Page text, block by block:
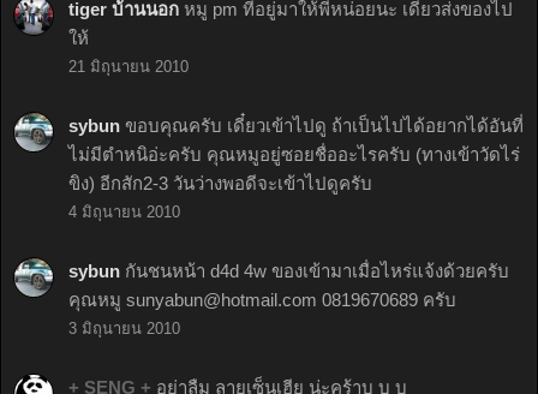
tiger บ้านนอก หมู pm ที่อยู่มาให้พี่หน่อยนะ เดี๋ยวส่งของไป
ให้
21 มิถุนายน 2010
sybun ขอบคุณครับ เดี๋ยวเข้าไปดู ถ้าเป็นไปได้อยากได้อันที่
ไม่มีตำหนิอ่ะครับ คุณหมูอยู่ซอยชื่ออะไรครับ (ทางเข้าวัดไร่
ขิง) อีกสัก2-3 วันว่างพอดีจะเข้าไปดูครับ
4 มิถุนายน 2010
sybun กันชนหน้า d4d 4w ของเข้ามาเมื่อไหร่แจ้งด้วยครับ
คุณหมู sunyabun@hotmail.com 0819670689 ครับ
3 มิถุนายน 2010
+ SENG + อย่าลืม ลายเซ็นเฮีย น่ะคร้าบ บ บ